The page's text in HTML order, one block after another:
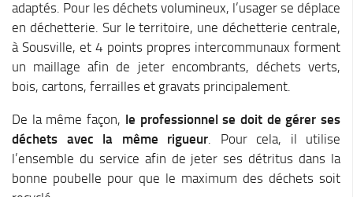
adaptés. Pour les déchets volumineux, l’usager se déplace
en déchetterie. Sur le territoire, une déchetterie centrale,
à Sousville, et 4 points propres intercommunaux forment
un maillage afin de jeter encombrants, déchets verts,
bois, cartons, ferrailles et gravats principalement.
De la même façon, le professionnel se doit de gérer ses
déchets avec la même rigueur . Pour cela, il utilise
l’ensemble du service afin de jeter ses détritus dans la
bonne poubelle pour que le maximum des déchets soit